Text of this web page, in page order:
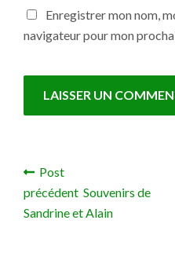
Enregistrer mon nom,
navigateur pour mon
Navigation
Post
précédent Souvenirs de
Sandrine et Alain